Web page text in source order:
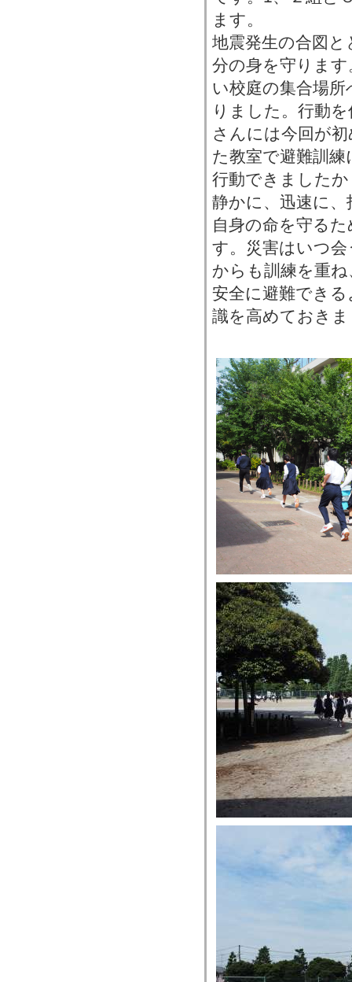
ます。
地震発生の合図
分の身を守りま
い校庭の集合場
りました。行動
さんには今回が
た教室で避難訓
行動できましたか
静かに、迅速に
自身の命を守る
す。災害はいつ
からも訓練を重
安全に避難でき
識を高めておき